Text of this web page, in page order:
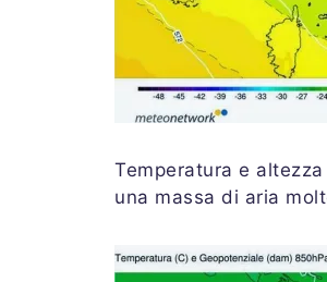
Temperatura e
una massa di aria